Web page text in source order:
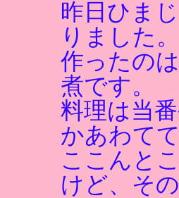
昨日ひま
りました。
作ったの
煮です。
料理は当
かあわて
ここんと
けど、そ